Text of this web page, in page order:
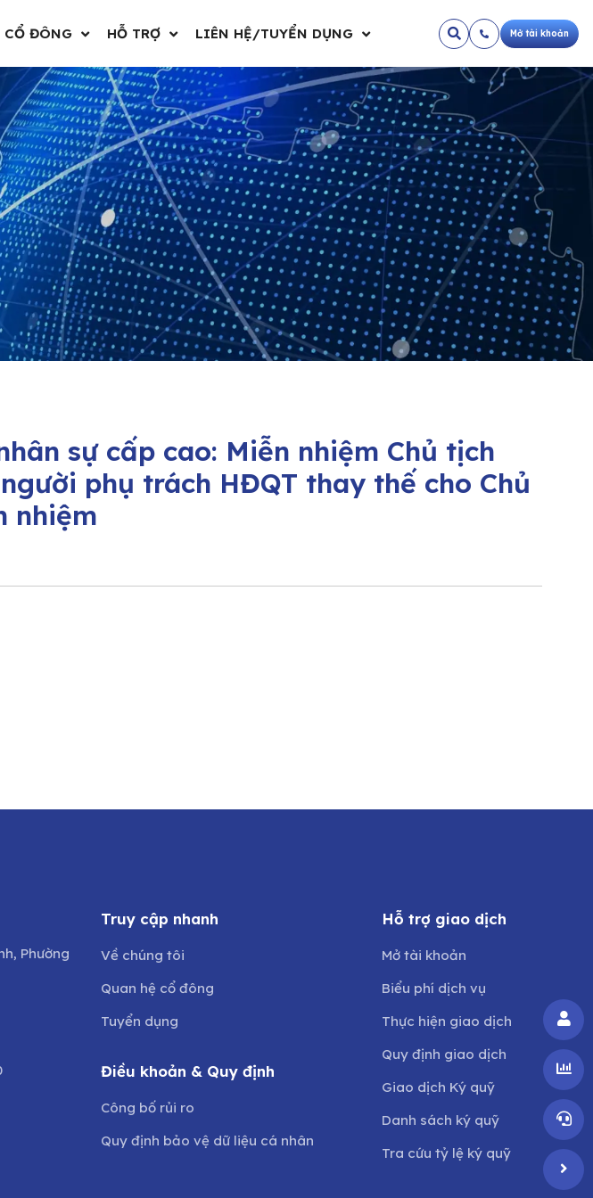
CỔ ĐÔNG HỖ TRỢ LIÊN HỆ/TUYỂN DỤNG Mở tài khoản
sự cấp cao: Miễn nhiệm Chủ tịch
phụ trách HĐQT thay thế cho Chủ
nhiệm
Phường
Truy cập nhanh
Về chúng tôi
Quan hệ cổ đông
Tuyển dụng
Điều khoản & Quy định
Công bố rủi ro
Quy định bảo vệ dữ liệu cá nhân
Hỗ trợ giao dịch
Mở tài khoản
Biểu phí dịch vụ
Thực hiện giao dịch
Quy định giao dịch
Giao dịch Ký quỹ
Danh sách ký quỹ
Tra cứu tỷ lệ ký quỹ